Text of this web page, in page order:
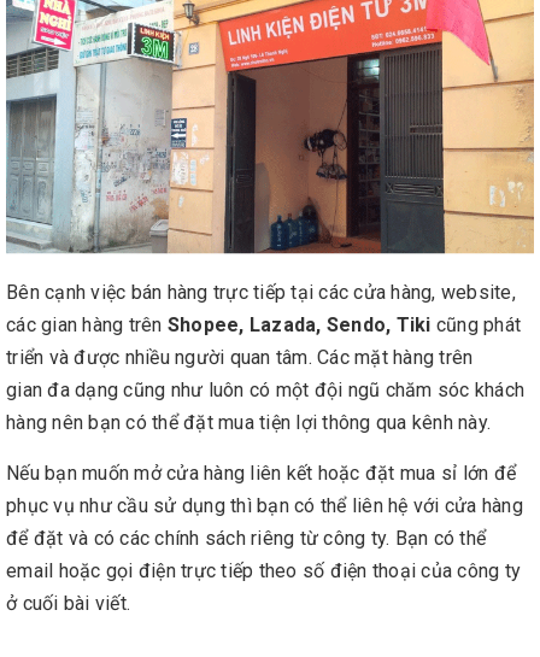
Bên cạnh việc bán hàng trực tiếp tại các cửa hàng, website,
các gian hàng trên Shopee, Lazada, Sendo, Tiki cũng phát
triển và được nhiều người quan tâm. Các mặt hàng trên
gian đa dạng cũng như luôn có một đội ngũ chăm sóc khách
hàng nên bạn có thể đặt mua tiện lợi thông qua kênh này.
Nếu bạn muốn mở cửa hàng liên kết hoặc đặt mua sỉ lớn để
phục vụ như cầu sử dụng thì bạn có thể liên hệ với cửa hàng
để đặt và có các chính sách riêng từ công ty. Bạn có thể
email hoặc gọi điện trực tiếp theo số điện thoại của công ty
ở cuối bài viết.